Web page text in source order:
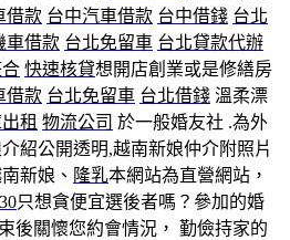
借款 台中汽車借款 台中借錢 台北
車借款 台北免留車 台北貸款代辦
快速核貸想開店創業或是修繕房
借款 台北免留車 台北借錢 溫柔漂
租 物流公司 於一般婚友社 .為外
紹公開透明,越南新娘仲介附照片
新娘、 隆乳本網站為直營網站，
只想貪便宜選後者嗎？參加的婚
後關懷您約會情況， 勤儉持家的